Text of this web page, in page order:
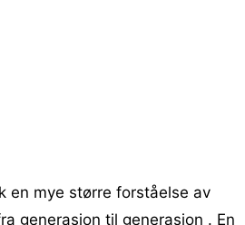
en mye større forståelse av
generasjon til generasjon . En